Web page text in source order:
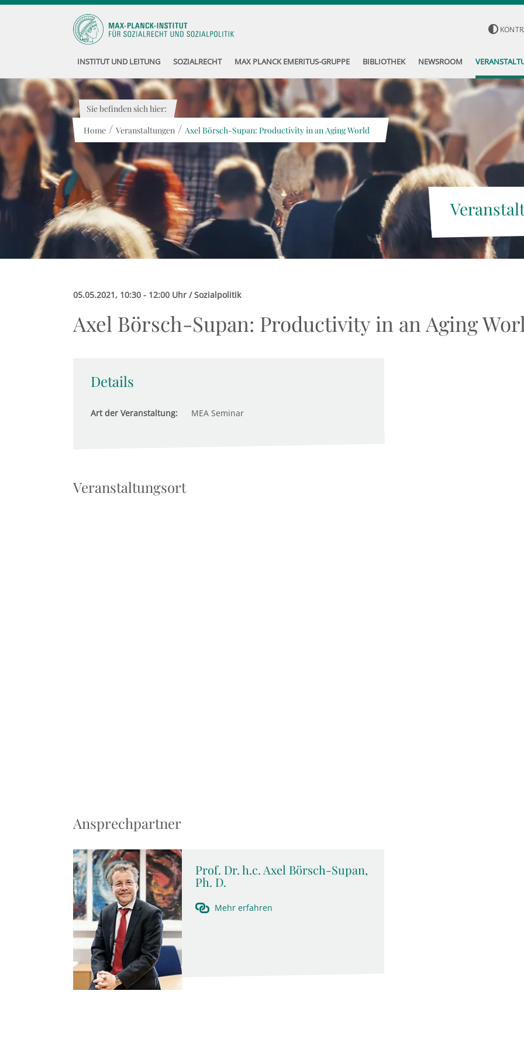
INSTITUT UND LEITUNG SOZIALRECHT MAX PLANCK EMERITUS-GRUPPE BIBLIOTHEK NEWSROOM
Sie befinden sich hier:
Home / Veranstaltungen / Axel Börsch-Supan: Productivity in an Aging World
05.05.2021, 10:30 - 12:00 Uhr / Sozialpolitik
Axel Börsch-Supan: Productivity in an Aging
Details
Art der Veranstaltung: MEA Seminar
Veranstaltungsort
Ansprechpartner
Prof. Dr. h.c. Axel Börsch-Supan,
Ph. D.
Mehr erfahren